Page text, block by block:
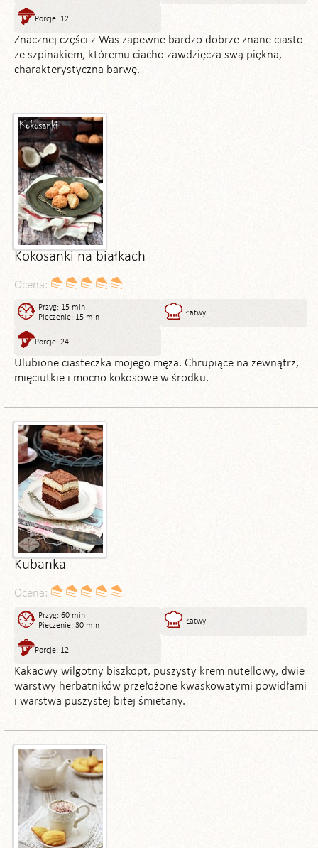
Porcje: 12
Znacznej części z Was zapewne bardzo dobrze znane ciasto
ze szpinakiem, któremu ciacho zawdzięcza swą piękna,
charakterystyczna barwę.
Kokosanki na białkach
Ocena:
Przyg: 15 min
Pieczenie: 15 min
Łatwy
Porcje: 24
Ulubione ciasteczka mojego męża. Chrupiące na zewnątrz,
mięciutkie i mocno kokosowe w środku.
Kubanka
Ocena:
Przyg: 60 min
Pieczenie: 30 min
Łatwy
Porcje: 12
Kakaowy wilgotny biszkopt, puszysty krem nutellowy, dwie
warstwy herbatników przełożone kwaskowatymi powidłami
i warstwa puszystej bitej śmietany.